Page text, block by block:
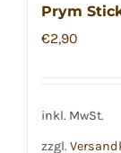
Prym
€2,90
inkl. MwSt.
zzgl.